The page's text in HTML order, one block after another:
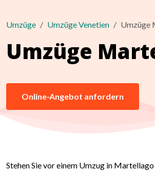
Umzüge Umzüge Venetien Umzüge
Umzüge
Online-Angebot anfordern
Stehen Sie vor einem Umzug in Martellago